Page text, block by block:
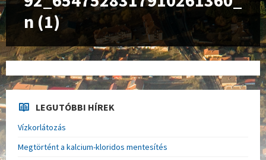
n (1)
LEGUTÓBBI HÍREK
Vízkorlátozás
Megtörtént a kalcium-kloridos mentesítés